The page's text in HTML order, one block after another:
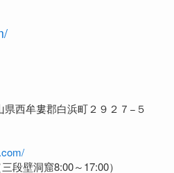
西牟婁郡白浜町２９２７−５
段壁洞窟8:00～17:00）